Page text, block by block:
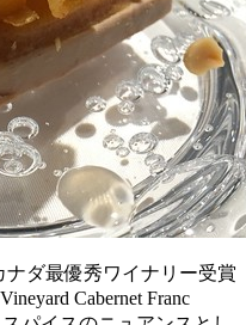
ダ最優秀ワイナリー受賞
Cabernet Franc